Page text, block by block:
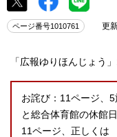
ページ番号1010761 更新
「広報ゆりほんじょう
お詫び：11ページ、
と総合体育館の休館
11ページ、正しくは